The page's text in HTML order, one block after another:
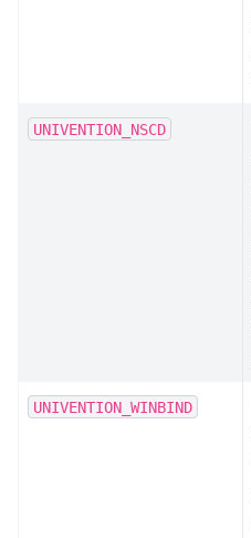
UNIVENTION_NSCD
UNIVENTION_WINBIND